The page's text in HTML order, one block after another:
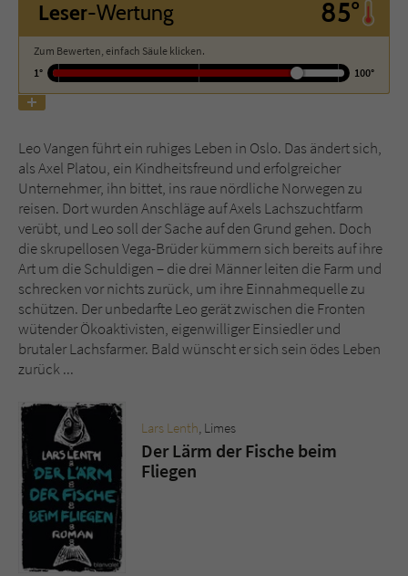
Leser-Wertung 85°
Zum Bewerten, einfach Säule klicken.
1°
100°
Leo Vangen führt ein ruhiges Leben in Oslo. Das ändert sich,
als Axel Platou, ein Kindheitsfreund und erfolgreicher
Unternehmer, ihn bittet, ins raue nördliche Norwegen zu
reisen. Dort wurden Anschläge auf Axels Lachszuchtfarm
verübt, und Leo soll der Sache auf den Grund gehen. Doch
die skrupellosen Vega-Brüder kümmern sich bereits auf ihre
Art um die Schuldigen – die drei Männer leiten die Farm und
schrecken vor nichts zurück, um ihre Einnahmequelle zu
schützen. Der unbedarfte Leo gerät zwischen die Fronten
wütender Ökoaktivisten, eigenwilliger Einsiedler und
brutaler Lachsfarmer. Bald wünscht er sich sein ödes Leben
zurück ...
Lars Lenth, Limes
Der Lärm der Fische beim
Fliegen
Name tx_pwcomments_ahash
Anbieter Literatur-Couch Medien GmbH & Co. KG
Zweck Cookie für Kommentare einzelner Buchtitel
Name fe_typo_user
Anbieter Literatur-Couch Medien GmbH & Co. KG
Laufzeit Session
Dieses Cookie gewährleistet die
überprüfen.